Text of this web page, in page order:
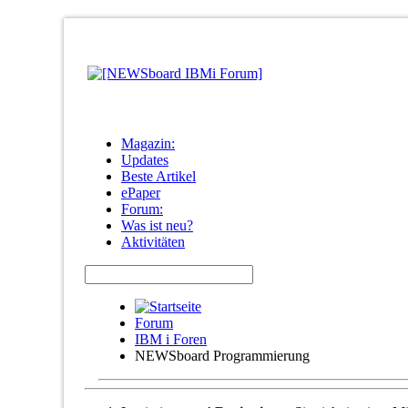
Magazin:
Updates
Beste Artikel
ePaper
Forum:
Was ist neu?
Aktivitäten
Forum
IBM i Foren
NEWSboard Programmierung